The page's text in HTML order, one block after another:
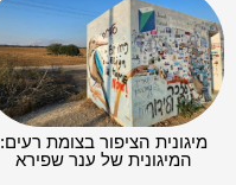
מיגונית הציפור בצומת רעים:
המיגונית של ענר שפירא